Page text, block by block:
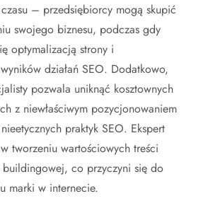
– przedsiębiorcy mogą skupić
swojego biznesu, podczas gdy
optymalizacją strony i
działań SEO. Dodatkowo,
pozwala uniknąć kosztownych
z niewłaściwym pozycjonowaniem
praktyk SEO. Ekspert
tworzeniu wartościowych treści
co przyczyni się do
marki w internecie.